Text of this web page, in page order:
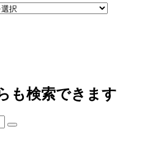
も検索できます